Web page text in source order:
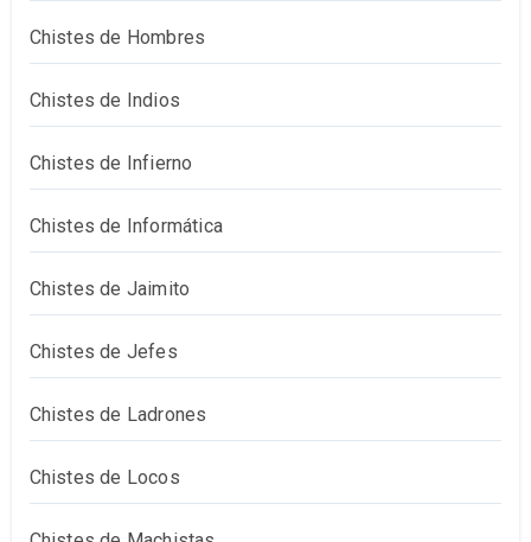
Chistes de Hombres
Chistes de Indios
Chistes de Infierno
Chistes de Informática
Chistes de Jaimito
Chistes de Jefes
Chistes de Ladrones
Chistes de Locos